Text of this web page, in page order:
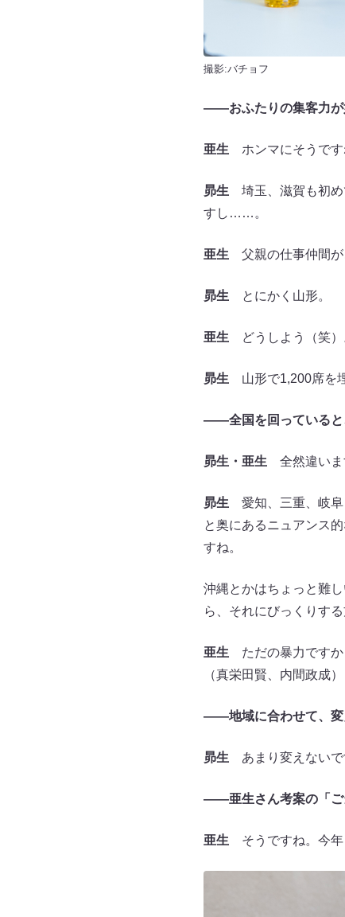
撮影:バチョフ
――おふたりの集客力が
亜生 ホンマにそうです
昴生 埼玉、滋賀も初め
すし……。
亜生 父親の仕事仲間が
昴生 とにかく山形。
亜生 どうしよう（笑）
昴生 山形で1,200席を
――全国を回っていると
昴生・亜生 全然違いま
昴生 愛知、三重、岐阜
と奥にあるニュアンス
すね。
沖縄とかはちょっと難
ら、それにびっくりする
亜生 ただの暴力ですか
（真栄田賢、内間政成
――地域に合わせて、変
昴生 あまり変えないで
――亜生さん考案の「ご
亜生 そうですね。今年